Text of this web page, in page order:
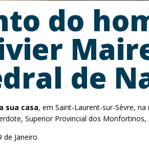
do
de
sua casa, em Saint-Laurent-sur-Sèvre,
Superior Provincial dos Monfortinos,
Janeiro.